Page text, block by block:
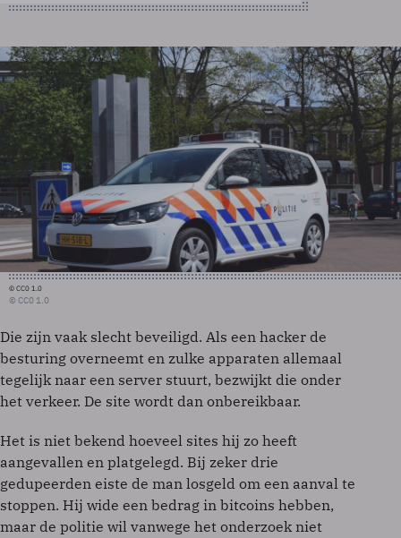
© CC0 1.0
© CC0 1.0
Die zijn vaak slecht beveiligd. Als een hacker de
besturing overneemt en zulke apparaten allemaal
tegelijk naar een server stuurt, bezwijkt die onder
het verkeer. De site wordt dan onbereikbaar.
Het is niet bekend hoeveel sites hij zo heeft
aangevallen en platgelegd. Bij zeker drie
gedupeerden eiste de man losgeld om een aanval te
stoppen. Hij wide een bedrag in bitcoins hebben,
maar de politie wil vanwege het onderzoek niet